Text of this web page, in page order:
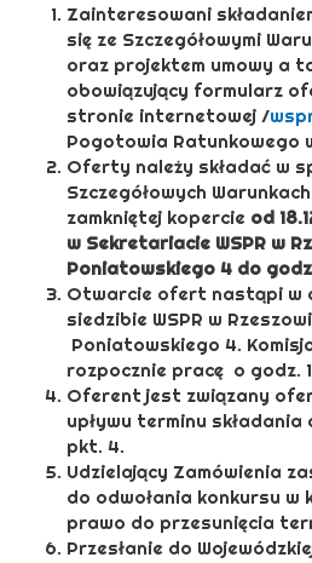
Zainteresowani
się ze Szczegółowymi
oraz projektem umowy a
obowiązujący formularz
stronie internetowej /
Pogotowia Ratunkowego
Oferty należy składać w
Szczegółowych
zamkniętej kopercie od
w Sekretariacie WSPR w
Poniatowskiego 4 do
Otwarcie ofert nastąpi w
siedzibie WSPR w
Poniatowskiego 4.
rozpocznie pracę o godz.
Oferent jest związany
upływu terminu
pkt. 4.
Udzielający Zamówienia
do odwołania konkursu w
prawo do przesunięcia
Przesłanie do